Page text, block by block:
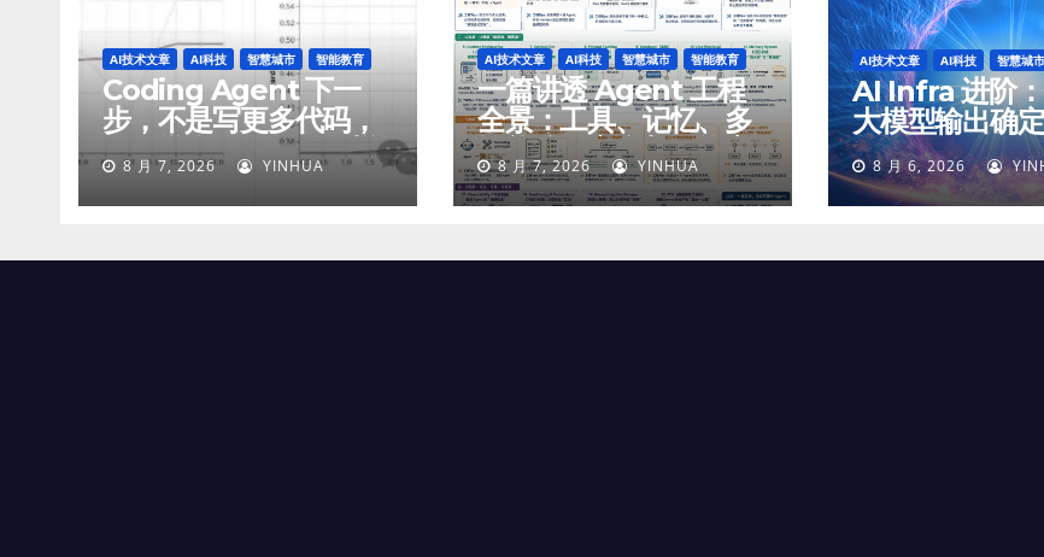
AI技术文章 AI科技 智慧城市 智能教育
Coding Agent 下一
步，不是写更多代码，
而是学会像工程师一样
工作
8 月 7, 2026 YINHUA
AI技术文章 AI科技 智慧城市 智能教育
一篇讲透 Agent 工程
全景：工具、记忆、多
智能体、安全与最终交
付8 月 7, 2026 YINHUA
AI技术文章 AI科技 智慧城市
AI Infra 进阶
大模型输出确
8 月 6, 2026